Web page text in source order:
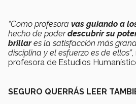
“Como profesora vas guiando a
hecho de poderdescubrir su
brillares la satisfacción más
disciplina y el esfuerzo es de ellos”,
profesora de Estudios
SEGURO QUERRÁS LEER